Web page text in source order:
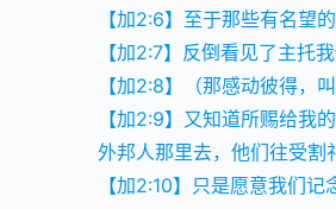
【加2:6】至于那些有名望
【加2:7】反倒看见了主托
【加2:8】（那感动彼得，
【加2:9】又知道所赐给我
外邦人那里去，他们往受割
【加2:10】只是愿意我们